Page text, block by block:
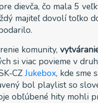
dievča, čo mala 5
majiteľ dovolí toľko
komunity,
si viac povieme v
CZJukebox, kde sme
bol playlist so
obľúbené hity mohli